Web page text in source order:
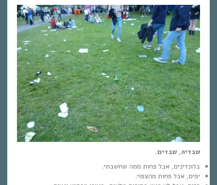
שבדיה, שבדים.
בלונדינים, אבל פחות ממה שחשבתי.
יפים, אבל פחות מהצפוי.